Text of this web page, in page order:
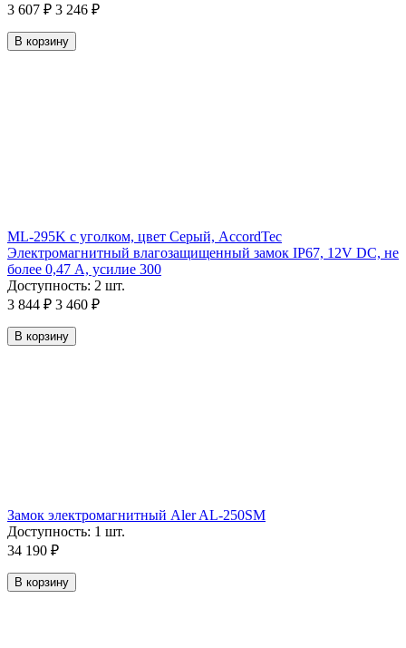
3 607 ₽ 3 246 ₽
В корзину
ML-295K с уголком, цвет Серый, AccordTec
Электромагнитный влагозащищенный замок IP67, 12V DC, не
более 0,47 A, усилие 300
Доступность: 2 шт.
3 844 ₽ 3 460 ₽
В корзину
Замок электромагнитный Aler AL-250SM
Доступность: 1 шт.
34 190 ₽
В корзину